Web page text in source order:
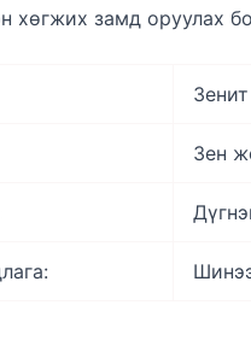
хөгжих замд оруулах
Зен